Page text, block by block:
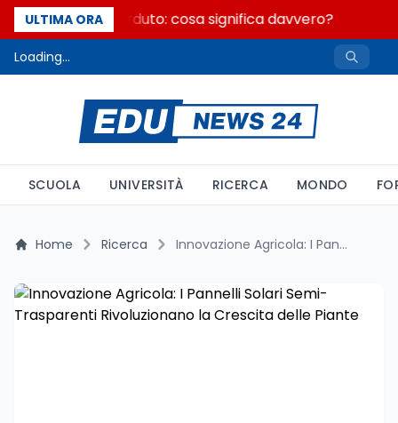
ULTIMA ORA
Fondo perduto: cosa significa davvero?
Loading...
SCUOLA UNIVERSITÀ RICERCA MONDO
Home Ricerca Innovazione Agricola: I Pannelli Solari Semi-Trasparenti Rivoluzionano la Crescita delle Piante